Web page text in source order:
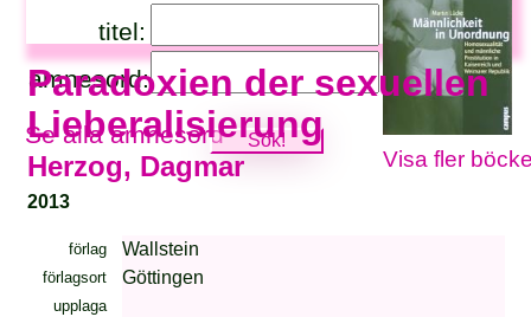
titel:
ämnesord:
Se alla ämnesord
Visa fler
Paradoxien der sexuellen
Lieberalisierung
Herzog, Dagmar
2013
förlag Wallstein
förlagsort Göttingen
upplaga